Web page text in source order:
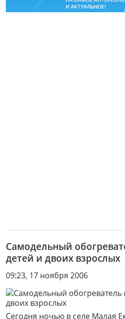
Самодельный
детей и двоих взрослых
09:23, 17 ноября 2006
Сегодня ночью в селе Малая